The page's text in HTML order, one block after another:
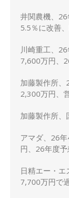
井関農機、
5.5％に改善
川崎重工、
7,600万円、
加藤製作所
2,300万円、
加藤製作所
アマダ、26
円、26年度
日精エー・
7,700万円で